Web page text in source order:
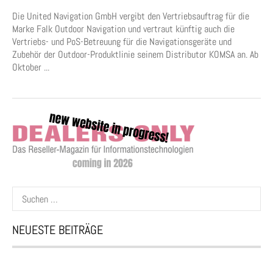
Die United Navigation GmbH vergibt den Vertriebsauftrag für die
Marke Falk Outdoor Navigation und vertraut künftig auch die
Vertriebs- und PoS-Betreuung für die Navigationsgeräte und
Zubehör der Outdoor-Produktlinie seinem Distributor KOMSA an. Ab
Oktober ...
Suchen
nach:
NEUESTE BEITRÄGE